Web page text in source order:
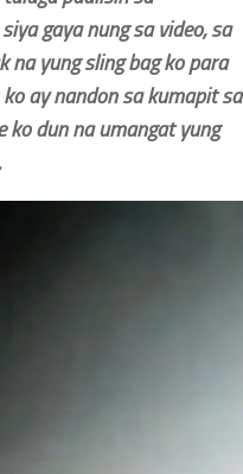
gaya nung sa video, sa
na yung sling bag ko para
ay nandon sa kumapit sa
ko dun na umangat yung